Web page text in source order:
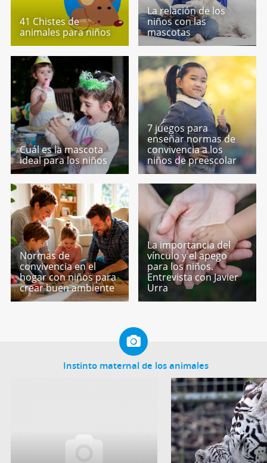
41 Chistes de
animales para niños
La relación de los
niños con las
mascotas
Cuál es la mascota
ideal para los niños
7 juegos para
enseñar normas de
convivencia a los
niños de preescolar
Normas de
convivencia en el
hogar con niños para
crear buen ambiente
La importancia del
vínculo y el apego
para los niños.
Entrevista con Javier
Urra
Instinto maternal de los animales